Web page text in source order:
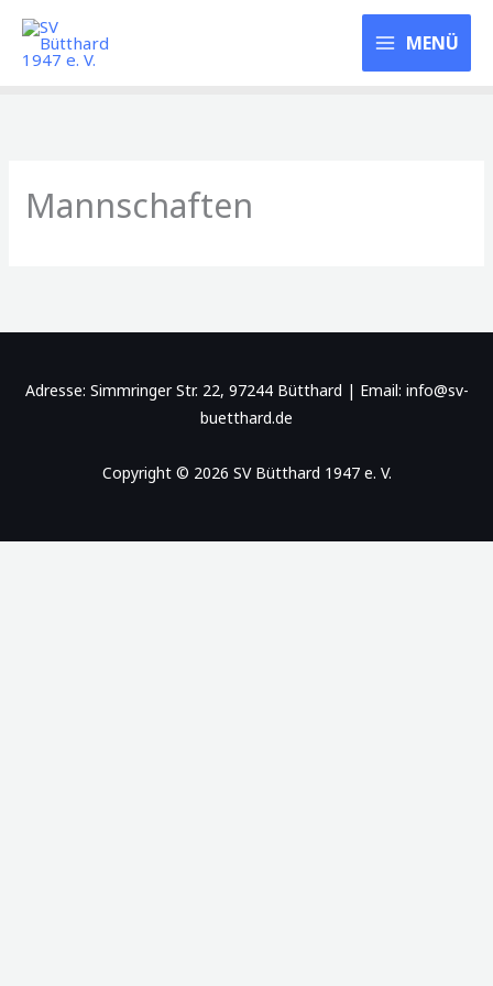
Inhalt
springen
MENÜ
Mannschaften
Adresse: Simmringer Str. 22, 97244 Bütthard | Email: info@sv-
buetthard.de
Copyright © 2026 SV Bütthard 1947 e. V.